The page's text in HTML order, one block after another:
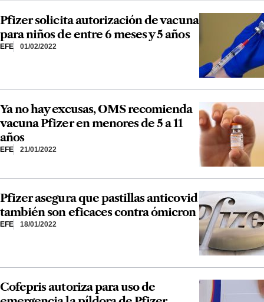
Pfizer solicita autorización de vacuna
para niños de entre 6 meses y 5 años
EFE 01/02/2022
Ya no hay excusas, OMS recomienda
vacuna Pfizer en menores de 5 a 11
años
EFE 21/01/2022
Pfizer asegura que pastillas anticovid
también son eficaces contra ómicron
EFE 18/01/2022
Cofepris autoriza para uso de